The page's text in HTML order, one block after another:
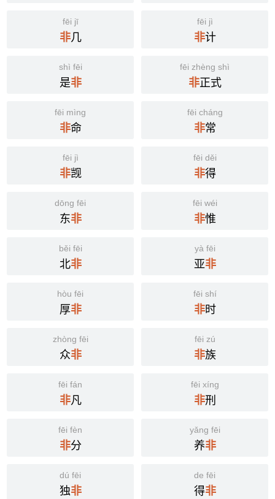
fēi jī
非几
fēi jì
非计
shì fēi
是非
fēi zhèng shì
非正式
fēi mìng
非命
fēi cháng
非常
fēi jì
非觊
fēi děi
非得
dōng fēi
东非
fēi wéi
非惟
běi fēi
北非
yà fēi
亚非
hòu fēi
厚非
fēi shí
非时
zhòng fēi
众非
fēi zú
非族
fēi fán
非凡
fēi xíng
非刑
fēi fèn
非分
yǎng fēi
养非
dú fēi
独非
de fēi
得非